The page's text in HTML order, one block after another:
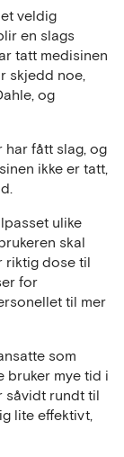
veldig
en slags
tatt medisinen
skjedd noe,
og
har fått slag, og
ikke er tatt,
ulike
skal
riktig dose til
for
til mer
som
bruker mye tid i
såvidt rundt til
lite effektivt,